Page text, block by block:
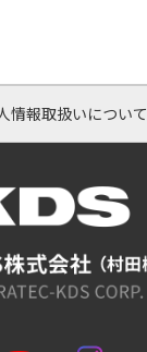
情報取扱いについて